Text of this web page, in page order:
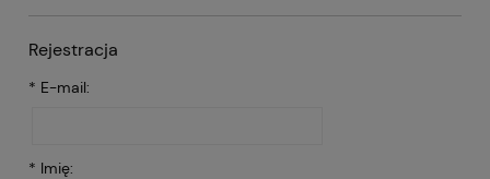
Rejestracja
* E-mail:
* Imię: